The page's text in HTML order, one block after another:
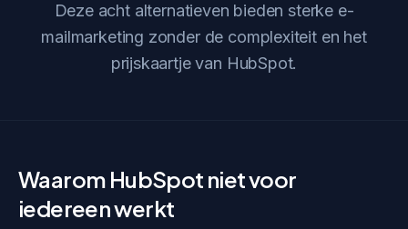
Deze acht alternatieven bieden sterke e-
mailmarketing zonder de complexiteit en het
prijskaartje van HubSpot.
Waarom HubSpot niet voor
iedereen werkt